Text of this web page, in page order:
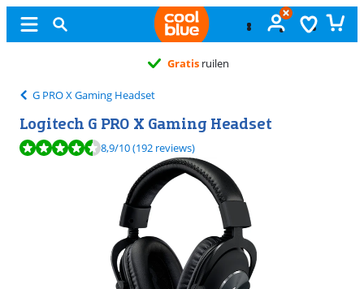
Gratis ruilen
G PRO X Gaming Headset
Logitech G PRO X Gaming Headset
Beoordeling is 8,9 van de 10, gebaseerd op 192 reviews.
8,9/10(192 reviews)